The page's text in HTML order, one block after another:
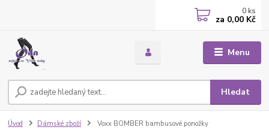
Menu
Hledat
0 ks
za 0,00 Kč
Úvod Dámské zboží Voxx BOMBER bambusové ponožky